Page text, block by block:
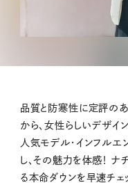
品質と防寒性に定評のあ
から、女性らしいデザイ
人気モデル・インフル
し、その魅力を体感！ ナ
る本命ダウンを早速チェッ